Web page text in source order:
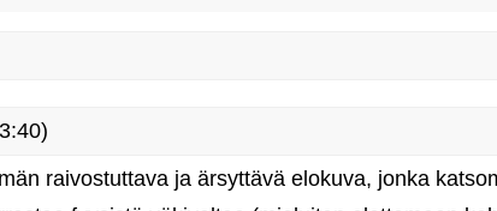
raivostuttava ja ärsyttävä elokuva, jonka